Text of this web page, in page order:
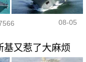
08-05
基又惹了大麻烦